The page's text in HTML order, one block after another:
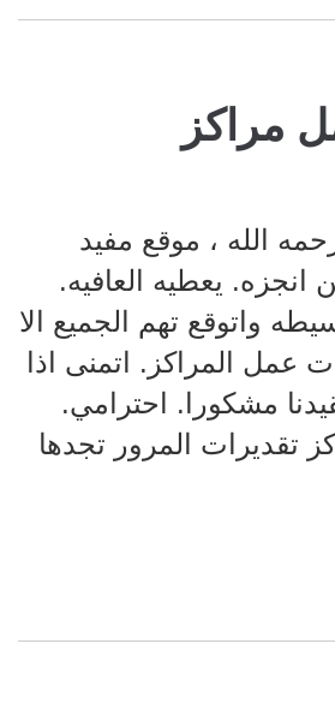
مراكز
الله ، موقع مفيد
يعطيه العافيه.
واتوقع تهم الجميع الا
عمل المراكز. اتمنى اذا
مشكورا. احترامي.
تقديرات المرور تجدها